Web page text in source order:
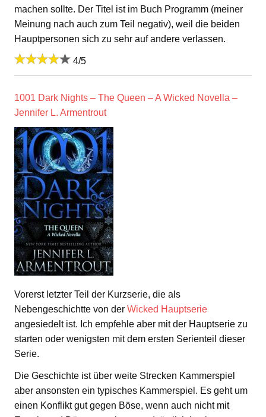
machen sollte. Der Titel ist im Buch Programm (meiner
Meinung nach auch zum Teil negativ), weil die beiden
Hauptpersonen sich zu sehr auf andere verlassen.
4/5
1001 Dark Nights – The Queen – A Wicked Novella –
Jennifer L. Armentrout
Vorerst letzter Teil der Kurzserie, die als
Nebengeschichtte von der Wicked Hauptserie
angesiedelt ist. Ich empfehle aber mit der Hauptserie zu
starten oder wenigsten mit dem ersten Serienteil dieser
Serie.
Die Geschichte ist über weite Strecken Kammerspiel
aber ansonsten ein typisches Kammerspiel. Es geht um
einen Konflikt gut gegen Böse, wenn auch nicht mit